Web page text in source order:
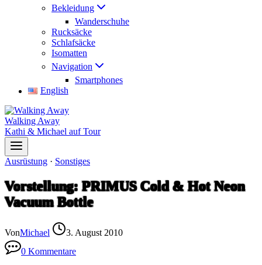
Bekleidung
Wanderschuhe
Rucksäcke
Schlafsäcke
Isomatten
Navigation
Smartphones
English
Walking Away
Kathi & Michael auf Tour
Ausrüstung · Sonstiges
Vorstellung: PRIMUS Cold & Hot Neon
Vacuum Bottle
VonMichael
3. August 2010
0 Kommentare